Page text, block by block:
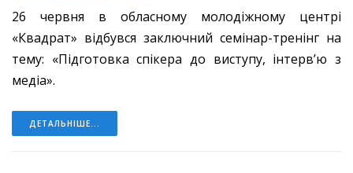
26 червня в обласному молодіжному центрі
«Квадрат» відбувся заключний семінар-тренінг на
тему: «Підготовка спікера до виступу, інтерв’ю з
медіа».
ДЕТАЛЬНІШЕ...